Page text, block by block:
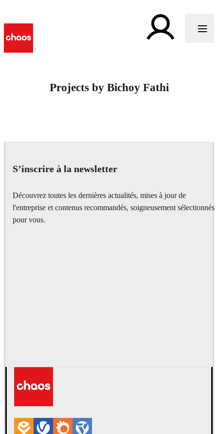
Projects by Bichoy Fathi
S’inscrire à la newsletter
Découvrez toutes les dernières actualités, mises à jour de
l'entreprise et contenus recommandés, soigneusement sélectionnés
pour vous.